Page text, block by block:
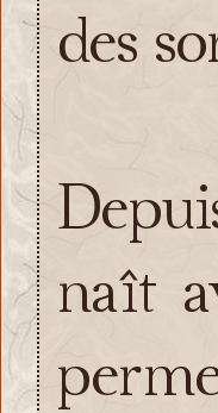
des
naît